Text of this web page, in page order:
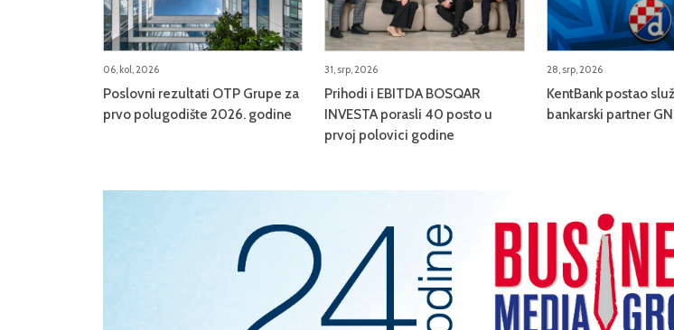
06, kol, 2026
Poslovni rezultati OTP Grupe za
prvo polugodište 2026. godine
31, srp, 2026
Prihodi i EBITDA BOSQAR
INVESTA porasli 40 posto u
prvoj polovici godine
28, srp, 2026
KentBank postao
bankarski partner